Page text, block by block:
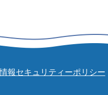
報セキュリティーポリシー